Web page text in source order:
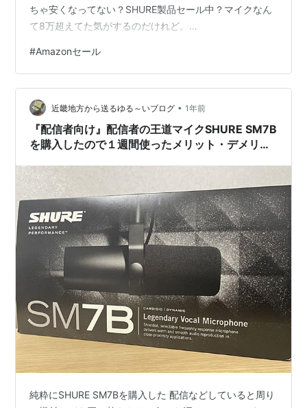
ちゃ安くなってない？SHURE製品セール中？マイクなん
て8万超えてた気がするのだけれど。
mikanorange (@v_mikan) 2025年12月9日
**2025/12/10の記事です** 目次 耐えたと思ったブラッ
クフライデー まさかの25％OFFに Q：なぜSM7dBなのか
粛々と待つのみ 富士フイルム(FUJIFILM) ミラーレスデ
ジ…
#Amazonセール
近畿地方から送るゆる～いブログ • 1年前
『配信者向け』配信者の王道マイクSHURE SM7B
を購入したので１週間使ったメリット・デメリッ
純粋にSHURE SM7Bを購入した 配信などしていると周り